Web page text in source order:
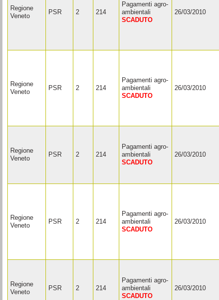
Regione
Veneto
PSR 2 214
Pagamenti agro-
ambientali
SCADUTO
26/03/2010
Regione
Veneto
PSR 2 214
Pagamenti agro-
ambientali
SCADUTO
26/03/2010
Regione
Veneto
PSR 2 214
Pagamenti agro-
ambientali
SCADUTO
26/03/2010
Regione
Veneto
PSR 2 214
Pagamenti agro-
ambientali
SCADUTO
26/03/2010
Regione
Veneto
PSR 2 214
Pagamenti agro-
ambientali
SCADUTO
26/03/2010